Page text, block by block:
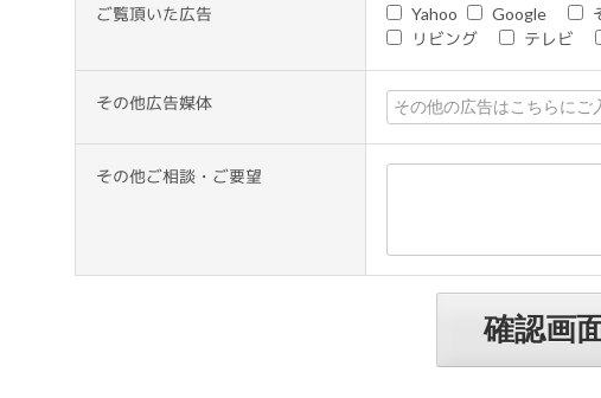
ご覧頂いた広告 Yahoo Google
リビング
テレビ
その他広告媒体
その他ご相談・ご要望